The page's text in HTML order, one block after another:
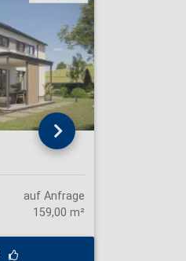
auf Anfrage
159,00 m²